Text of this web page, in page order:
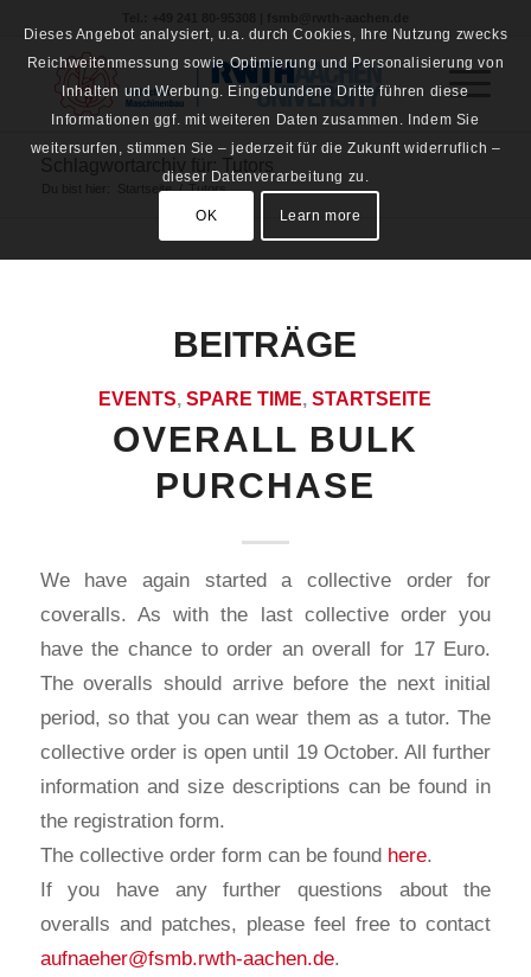
Startseite / Tutors
BEITRÄGE
EVENTS,SPARE TIME,STARTSEITE
OVERALL BULK
PURCHASE
We have again started a collective order for
coveralls. As with the last collective order you
have the chance to order an overall for 17 Euro.
The overalls should arrive before the next initial
period, so that you can wear them as a tutor. The
collective order is open until 19 October. All further
information and size descriptions can be found in
the registration form.
The collective order form can be found here.
If you have any further questions about the
overalls and patches, please feel free to contact
aufnaeher@fsmb.rwth-aachen.de.
Dieses Angebot analysiert, u.a. durch Cookies, Ihre Nutzung zwecks
Reichweitenmessung sowie Optimierung und Personalisierung von
Inhalten und Werbung. Eingebundene Dritte führen diese
Informationen ggf. mit weiteren Daten zusammen. Indem Sie
weitersurfen, stimmen Sie – jederzeit für die Zukunft widerruflich –
dieser Datenverarbeitung zu.
OK Learn more